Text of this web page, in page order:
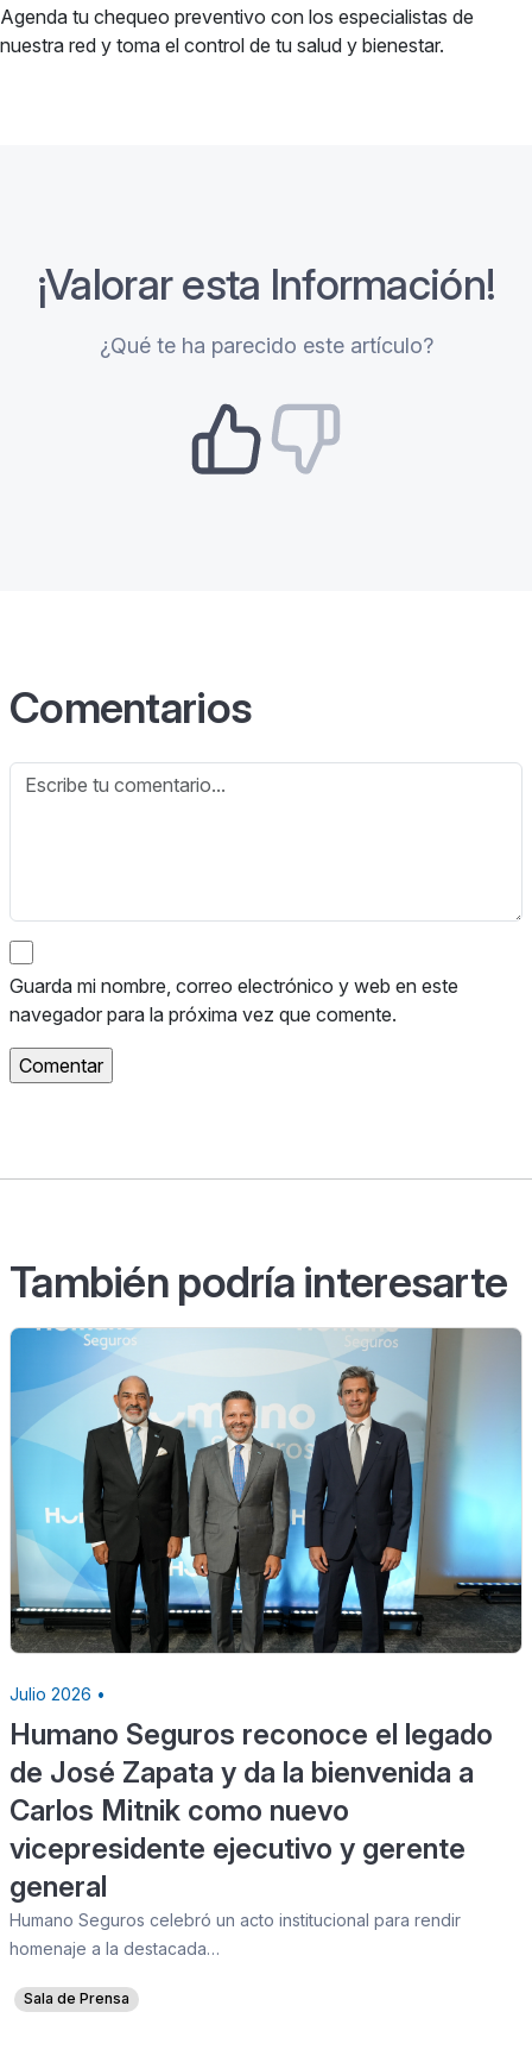
Agenda tu chequeo preventivo con los especialistas de
nuestra red y toma el control de tu salud y bienestar.
¡Valorar esta Información!
¿Qué te ha parecido este artículo?
Comentarios
Guarda mi nombre, correo electrónico y web en este
navegador para la próxima vez que comente.
También podría interesarte
Julio 2026 •
Humano Seguros reconoce el legado
de José Zapata y da la bienvenida a
Carlos Mitnik como nuevo
vicepresidente ejecutivo y gerente
general
Humano Seguros celebró un acto institucional para rendir
homenaje a la destacada…
Sala de Prensa